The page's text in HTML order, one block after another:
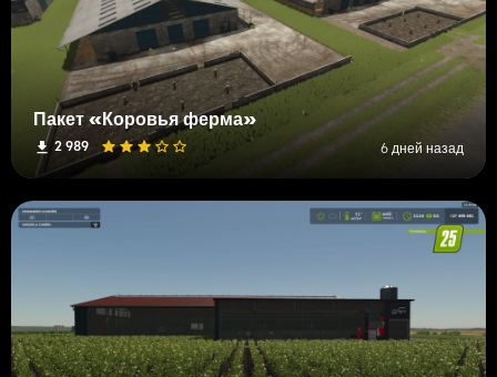
Пакет «Коровья ферма»
2 989 6 дней назад